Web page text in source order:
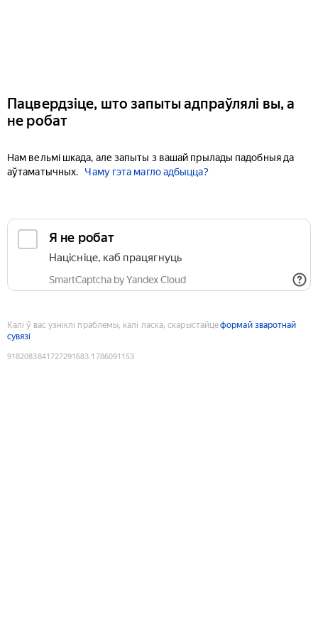
Пацвердзіце, што запыты адпраўлялі вы, а
не робат
Нам вельмі шкада, але запыты з вашай прылады падобныя да
аўтаматычных.
Чаму гэта магло адбыцца?
Я не робат
Націсніце, каб працягнуць
SmartCaptcha by Yandex Cloud
Калі ў вас узніклі праблемы, калі ласка, скарыстайцеформай зваротнай
сувязі
9182083841727291683:1786091153